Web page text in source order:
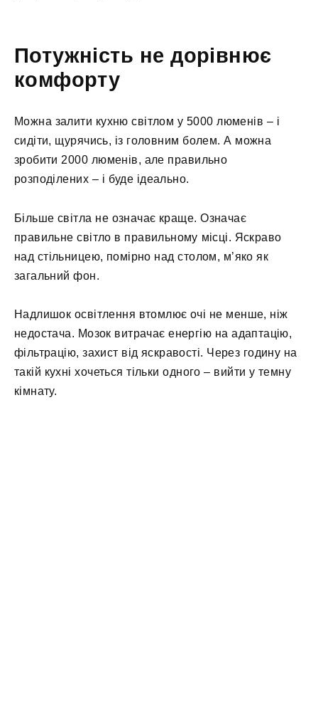
Потужність не дорівнює
комфорту
Можна залити кухню світлом у 5000 люменів – і
сидіти, щурячись, із головним болем. А можна
зробити 2000 люменів, але правильно
розподілених – і буде ідеально.
Більше світла не означає краще. Означає
правильне світло в правильному місці. Яскраво
над стільницею, помірно над столом, м’яко як
загальний фон.
Надлишок освітлення втомлює очі не менше, ніж
недостача. Мозок витрачає енергію на адаптацію,
фільтрацію, захист від яскравості. Через годину на
такій кухні хочеться тільки одного – вийти у темну
кімнату.